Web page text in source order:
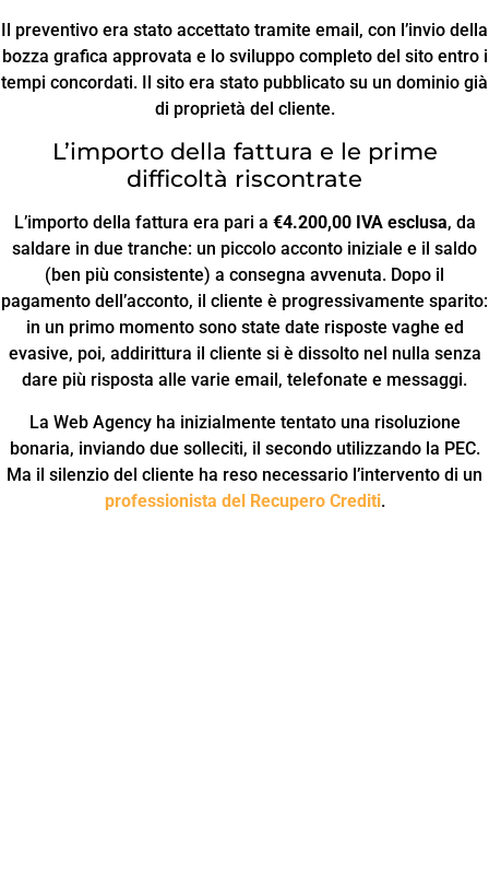
Il preventivo era stato accettato tramite email, con l’invio della
bozza grafica approvata e lo sviluppo completo del sito entro i
tempi concordati. Il sito era stato pubblicato su un dominio già
di proprietà del cliente.
L’importo della fattura e le prime
difficoltà riscontrate
L’importo della fattura era pari a €4.200,00 IVA esclusa, da
saldare in due tranche: un piccolo acconto iniziale e il saldo
(ben più consistente) a consegna avvenuta. Dopo il
pagamento dell’acconto, il cliente è progressivamente sparito:
in un primo momento sono state date risposte vaghe ed
evasive, poi, addirittura il cliente si è dissolto nel nulla senza
dare più risposta alle varie email, telefonate e messaggi.
La Web Agency ha inizialmente tentato una risoluzione
bonaria, inviando due solleciti, il secondo utilizzando la PEC.
Ma il silenzio del cliente ha reso necessario l’intervento di un
professionista del Recupero Crediti.